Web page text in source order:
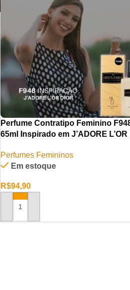
Perfume Contratipo Feminino
65ml Inspirado em J’ADORE L’OR
Perfumes Femininos
Em estoque
R$94,90
ADICIONAR AO CARRINHO